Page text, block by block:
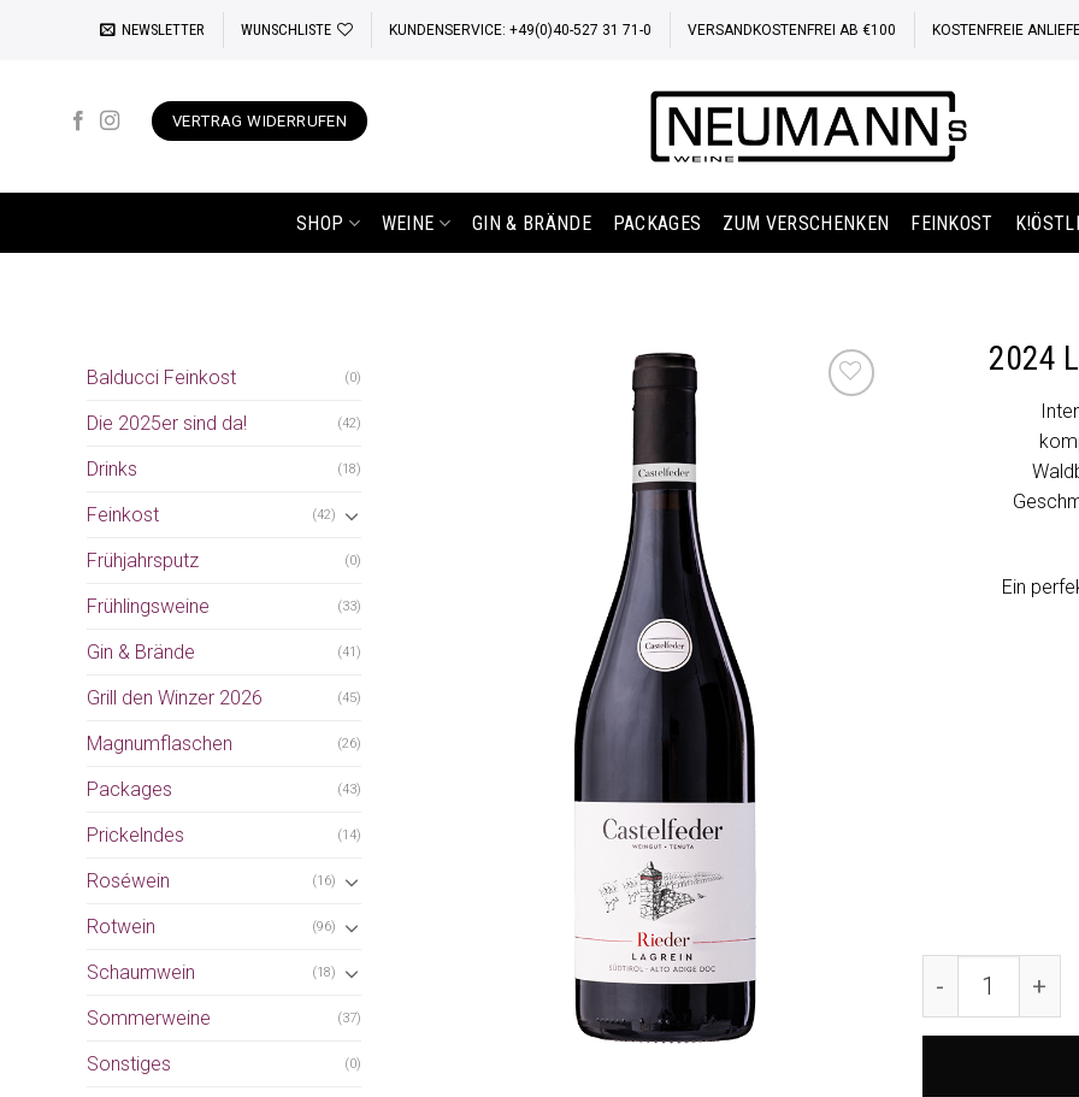
NEWSLETTER WUNSCHLISTE KUNDENSERVICE: +49(0)40-527 31 71-0 VERSANDKOSTENFREI AB €100 KOSTENFREIE
VERTRAG WIDERRUFEN
SHOP WEINE GIN & BRÄNDE PACKAGES ZUM VERSCHENKEN FEINKOST
Balducci Feinkost (0)
Die 2025er sind da! (42)
Drinks (18)
Feinkost (42)
Frühjahrsputz (0)
Frühlingsweine (33)
Gin & Brände (41)
Grill den Winzer 2026 (45)
Magnumflaschen (26)
Packages (43)
Prickelndes (14)
Roséwein (16)
Rotwein (96)
Schaumwein (18)
Sommerweine (37)
Sonstiges (0)
2024
Ein
2024 Lagrein